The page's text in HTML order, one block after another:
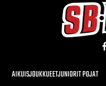
AIKUISJOUKKUEETJUNIORIT POJAT